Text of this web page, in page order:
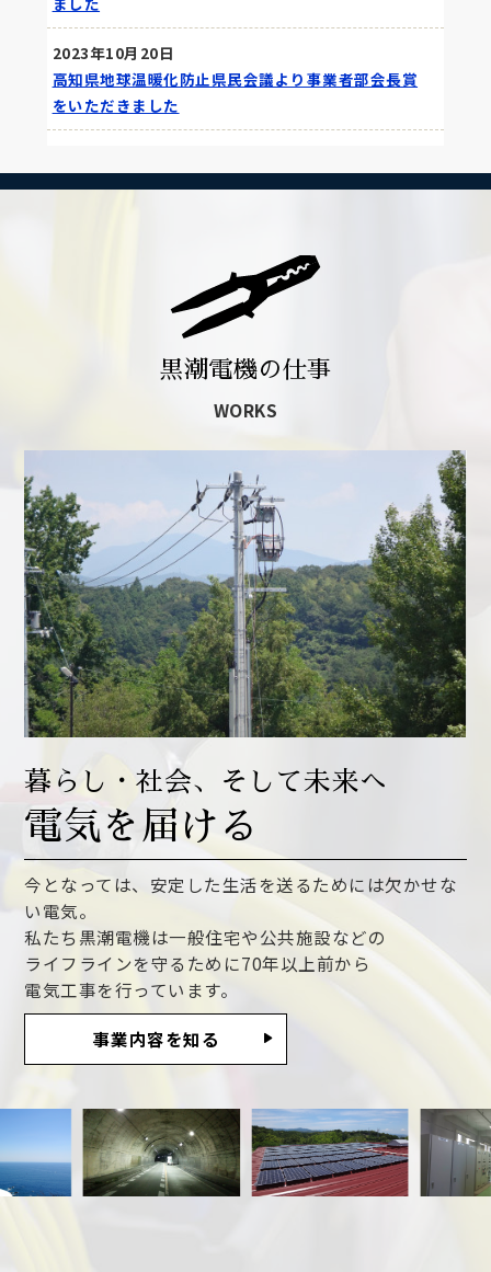
2023年10月20日
高知県地球温暖化防止県民会議より事業者部会長賞
をいただきました
こうちSDGｓ推進企業に登録されました
2023年06月30日
ホームページをリニューアルしました
2023年06月09日
高知市環境美化重点地域早朝一斉清掃に参加しまし
高知県高知土木事務所より二工事賞として表彰され
ました
2022年07月19日
高知市より優良建設工事として表彰されました
黒潮電機の仕事
WORKS
暮らし・社会、そして未来へ
電気を届ける
今となっては、安定した生活を送るためには欠かせな
い電気。
私たち黒潮電機は一般住宅や公共施設などの
ライフラインを守るために70年以上前から
電気工事を行っています。
事業内容を知る